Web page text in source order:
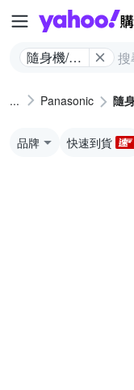
隨身機/類
Panasonic 隨
品牌 快速到貨